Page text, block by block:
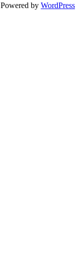
Powered by WordPress